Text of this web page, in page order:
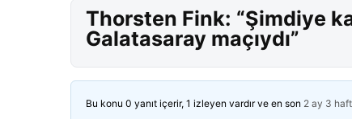
Thorsten Fink: “Şimdiye
Galatasaray maçıydı”
Bu konu 0 yanıt içerir, 1 izleyen vardır ve en son 2 ay 3